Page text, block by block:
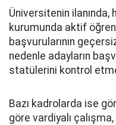
Üniversitenin
kurumunda aktif
başvurularının
nedenle adayların
statülerini kontrol
Bazı kadrolarda ise
göre vardiyalı